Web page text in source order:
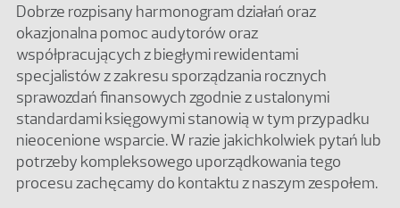
Dobrze rozpisany harmonogram działań oraz
okazjonalna pomoc audytorów oraz
współpracujących z biegłymi rewidentami
specjalistów z zakresu sporządzania rocznych
sprawozdań finansowych zgodnie z ustalonymi
standardami księgowymi stanowią w tym przypadku
nieocenione wsparcie. W razie jakichkolwiek pytań lub
potrzeby kompleksowego uporządkowania tego
procesu zachęcamy do kontaktu z naszym zespołem.